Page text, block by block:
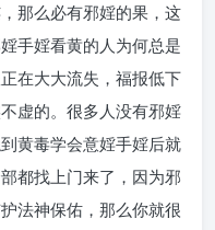
那么必有邪婬的果，这
手婬看黄的人为何总是
在大大流失，福报低下
虚的。很多人没有邪婬
黄毒学会意婬手婬后就
都找上门来了，因为邪
法神保佑，那么你就很